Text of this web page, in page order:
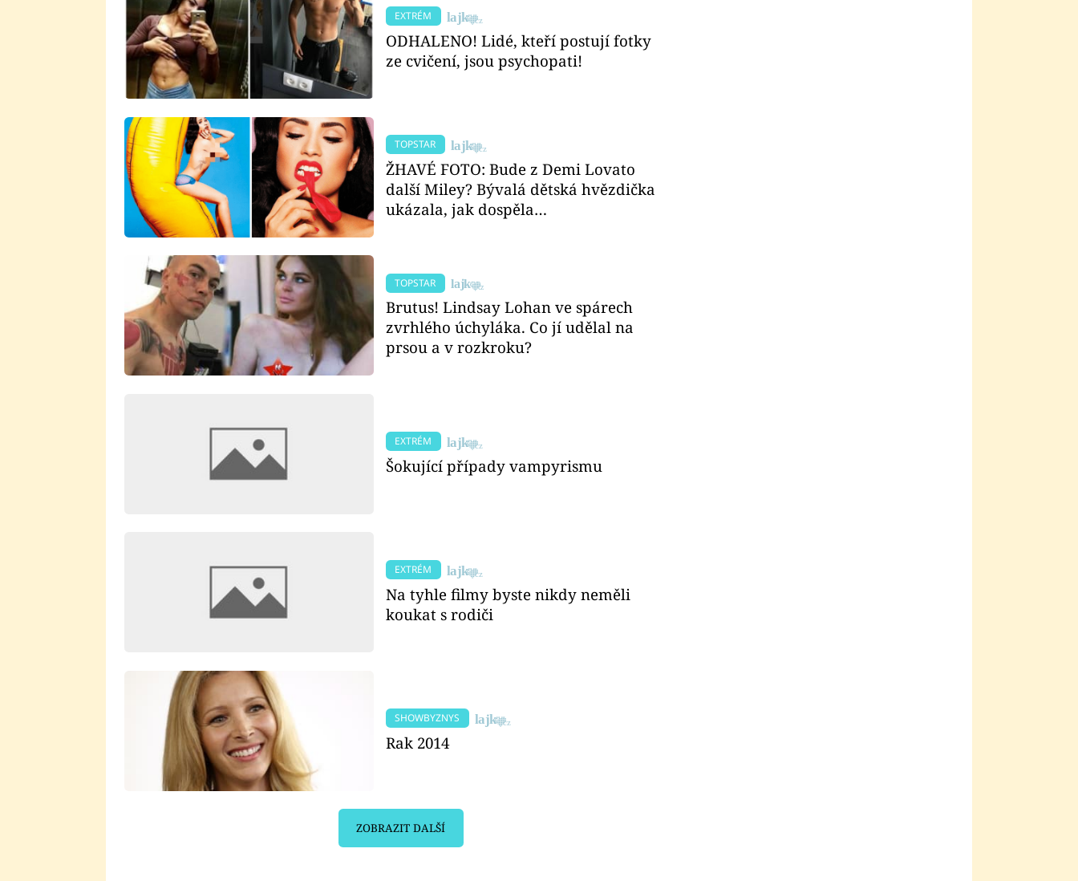
EXTRÉM
ODHALENO! Lidé, kteří postují fotky
ze cvičení, jsou psychopati!
TOPSTAR
ŽHAVÉ FOTO: Bude z Demi Lovato
další Miley? Bývalá dětská hvězdička
ukázala, jak dospěla…
TOPSTAR
Brutus! Lindsay Lohan ve spárech
zvrhlého úchyláka. Co jí udělal na
prsou a v rozkroku?
EXTRÉM
Šokující případy vampyrismu
EXTRÉM
Na tyhle filmy byste nikdy neměli
koukat s rodiči
SHOWBYZNYS
Rak 2014
ZOBRAZIT DALŠÍ